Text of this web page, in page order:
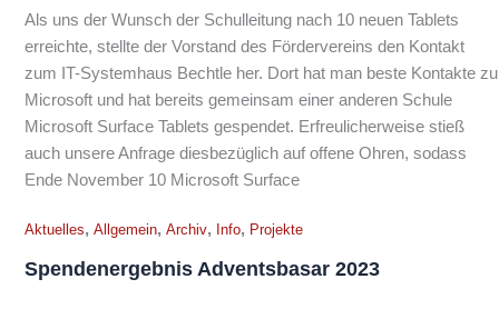
Als uns der Wunsch der Schulleitung nach 10 neuen Tablets
erreichte, stellte der Vorstand des Fördervereins den Kontakt
zum IT-Systemhaus Bechtle her. Dort hat man beste Kontakte zu
Microsoft und hat bereits gemeinsam einer anderen Schule
Microsoft Surface Tablets gespendet. Erfreulicherweise stieß
auch unsere Anfrage diesbezüglich auf offene Ohren, sodass
Ende November 10 Microsoft Surface
Aktuelles, Allgemein, Archiv, Info, Projekte
Spendenergebnis Adventsbasar 2023